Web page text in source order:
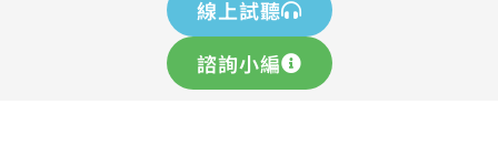
線上試聽
諮詢小編